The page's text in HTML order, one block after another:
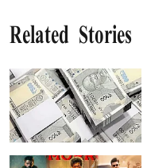
Related Stories